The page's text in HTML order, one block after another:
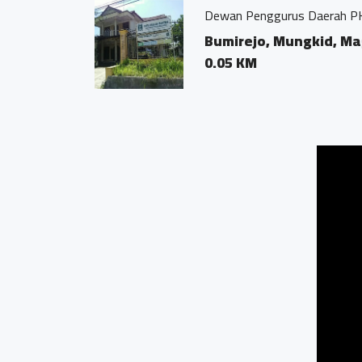
Dewan Penggurus Daerah
Bumirejo, Mungkid,
0.05 KM